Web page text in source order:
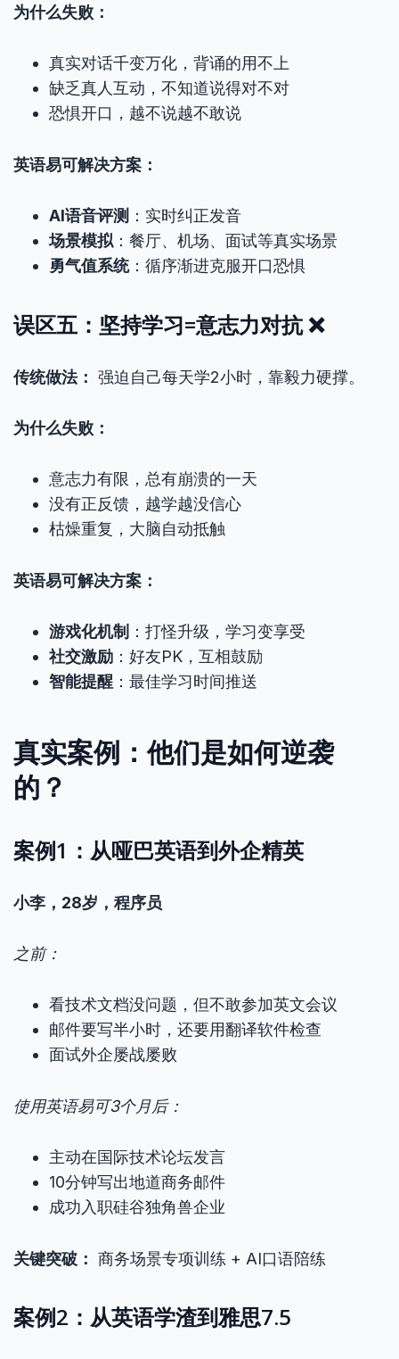
为什么失败：
真实对话千变万化，背诵的用不上
缺乏真人互动，不知道说得对不对
恐惧开口，越不说越不敢说
英语易可解决方案：
AI语音评测 ：实时纠正发音
场景模拟 ：餐厅、机场、面试等真实场景
勇气值系统：循序渐进克服开口恐惧
误区五：坚持学习=意志力对抗 ❌
传统做法： 强迫自己每天学2小时，靠毅力硬撑。
为什么失败：
意志力有限，总有崩溃的一天
没有正反馈，越学越没信心
枯燥重复，大脑自动抵触
英语易可解决方案：
游戏化机制 ：打怪升级，学习变享受
社交激励 ：好友PK，互相鼓励
智能提醒 ：最佳学习时间推送
真实案例：他们是如何逆袭
的？
案例1：从哑巴英语到外企精英
小李，28岁，程序员
之前：
看技术文档没问题，但不敢参加英文会议
邮件要写半小时，还要用翻译软件检查
面试外企屡战屡败
使用英语易可3个月后：
主动在国际技术论坛发言
10分钟写出地道商务邮件
成功入职硅谷独角兽企业
关键突破： 商务场景专项训练 + AI口语陪练
案例2：从英语学渣到雅思7.5